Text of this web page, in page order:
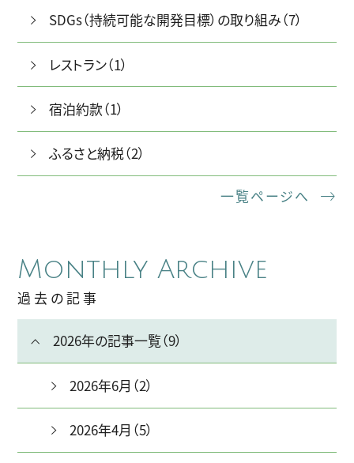
SDGs（持続可能な開発目標）の取り組み（7）
レストラン（1）
宿泊約款（1）
ふるさと納税（2）
一覧ページへ
Monthly Archive
過去の記事
2026年の記事一覧（9）
2026年6月（2）
2026年4月（5）